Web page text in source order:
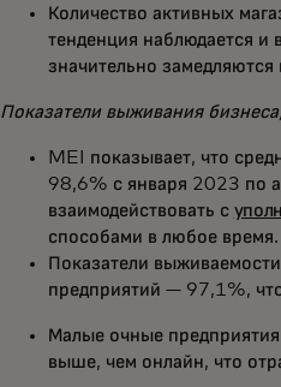
Количество активных
тенденция наблюдается и
значительно
Показатели выживания
MEI показывает, что
98,6% с января 2023 по
взаимодействовать с
способами в любое время.
Показатели
предприятий — 97,1%,
Малые очные
выше, чем онлайн, что